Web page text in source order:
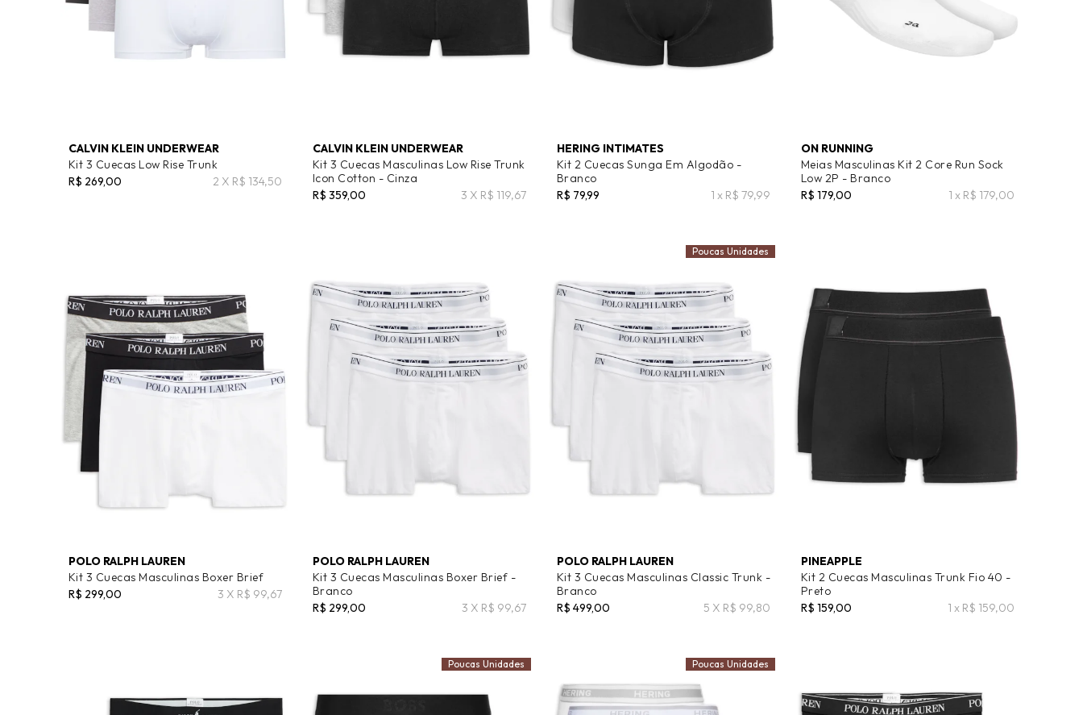
CALVIN KLEIN UNDERWEAR
Kit 3 Cuecas Low Rise Trunk
R$ 269,00
2 X R$ 134,50
CALVIN KLEIN UNDERWEAR
Kit 3 Cuecas Masculinas Low Rise Trunk
Icon Cotton - Cinza
R$ 359,00
3 X R$ 119,67
HERING INTIMATES
Kit 2 Cuecas Sunga Em Algodão -
Branco
R$ 79,99
1 x R$ 79,99
ON RUNNING
Meias Masculinas Kit 2 Core Run Sock
Low 2P - Branco
R$ 179,00
1 x R$ 179,00
POLO RALPH LAUREN
Kit 3 Cuecas Masculinas Boxer Brief
R$ 299,00
3 X R$ 99,67
POLO RALPH LAUREN
Kit 3 Cuecas Masculinas Boxer Brief -
Branco
R$ 299,00
3 X R$ 99,67
POLO RALPH LAUREN
Kit 3 Cuecas Masculinas Classic Trunk -
Branco
R$ 499,00
5 X R$ 99,80
Poucas Unidades
PINEAPPLE
Kit 2 Cuecas Masculinas Trunk Fio 40 -
Preto
R$ 159,00
1 x R$ 159,00
Poucas Unidades Poucas Unidades